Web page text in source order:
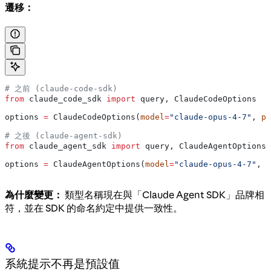
遷移：
# 之前 (claude-code-sdk)
from claude_code_sdk import query, ClaudeCodeOptions
options = ClaudeCodeOptions( model="claude-opus-4-7" ,
# 之後 (claude-agent-sdk)
from claude_agent_sdk import query, ClaudeAgentOptions
options = ClaudeAgentOptions( model="claude-opus-4-7" ,
為什麼變更： 類型名稱現在與「Claude Agent SDK」品牌相
符，並在 SDK 的命名約定中提供一致性。
系統提示不再是預設值